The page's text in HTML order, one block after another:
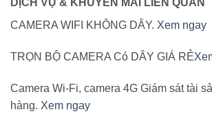
DỊCH VỤ & KHUYẾN MÃI LIÊN QUAN
CAMERA WIFI KHÔNG DÂY. Xem ngay
TRỌN BỘ CAMERA Có DÂY GIÁ RẺ
Camera Wi-Fi, camera 4G Giám sát tài
hàng. Xem ngay